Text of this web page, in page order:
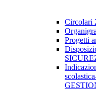
Circolari
Progetti